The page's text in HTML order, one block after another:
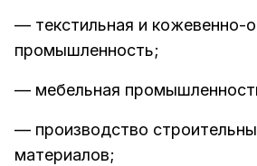
— текстильная и кожевенно-
промышленность;
— мебельная
— производство
материалов;